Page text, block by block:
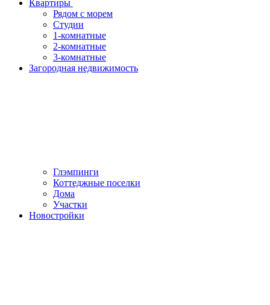
Квартиры
Рядом с морем
Студии
1-комнатные
2-комнатные
3-комнатные
Загородная недвижимость
Глэмпинги
Коттеджные поселки
Дома
Участки
Новостройки